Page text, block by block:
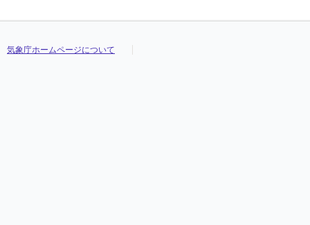
気象庁ホームページについて